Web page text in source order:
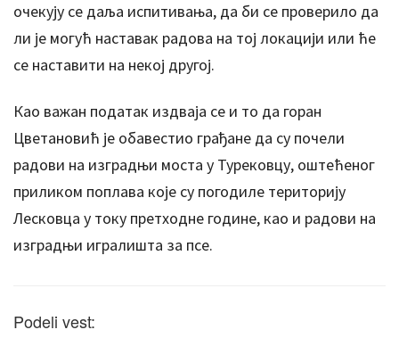
очекују се даља испитивања, да би се проверило да
ли је могућ наставак радова на тој локацији или ће
се наставити на некој другој.
Као важан податак издваја се и то да горан
Цветановић је обавестио грађане да су почели
радови на изградњи моста у Турековцу, оштећеног
приликом поплава које су погодиле територију
Лесковца у току претходне године, као и радови на
изградњи игралишта за псе.
Podeli vest: